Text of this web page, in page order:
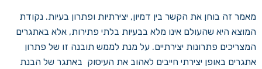
מאמר זה בוחן את הקשר בין דמיון, יצירתיות ופתרון בעיות. נקודת
המוצא היא שהעולם אינו מלא בבעיות בלתי פתירות, אלא באתגרים
המצריכים פתרונות יצירתיים. על מנת לממש תובנה זו של פתרון
אתגרים באופן יצירתי חייבים לאהוב את העיסוק באתגר של הבנת